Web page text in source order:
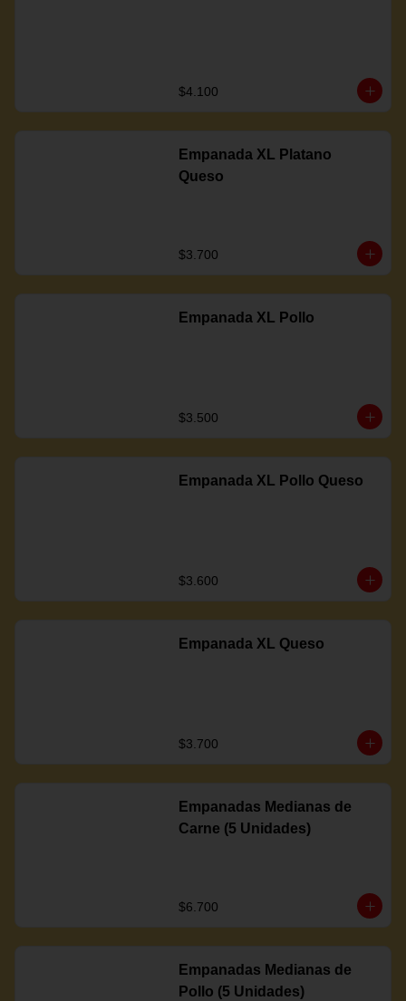
$4.100
Empanada XL Platano
Queso
$3.700
Empanada XL Pollo
$3.500
Empanada XL Pollo Queso
$3.600
Empanada XL Queso
$3.700
Empanadas Medianas de
Carne (5 Unidades)
$6.700
Empanadas Medianas de
Pollo (5 Unidades)